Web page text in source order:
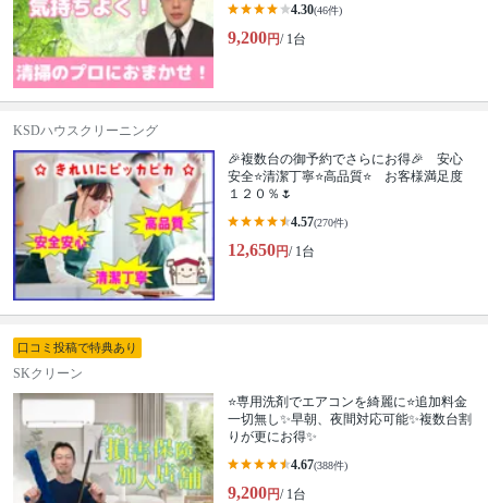
4.30(46件)
9,200円/ 1台
KSDハウスクリーニング
🎉複数台の御予約でさらにお得🎉 安心
安全⭐清潔丁寧⭐高品質⭐ お客様満足度
１２０％🌷
4.57(270件)
12,650円/ 1台
口コミ投稿で特典あり
SKクリーン
⭐専用洗剤でエアコンを綺麗に⭐️追加料金
一切無し✨早朝、夜間対応可能✨複数台割
りが更にお得✨
4.67(388件)
9,200円/ 1台